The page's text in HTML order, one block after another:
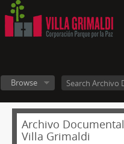
Browse
Archivo Documental
Villa Grimaldi